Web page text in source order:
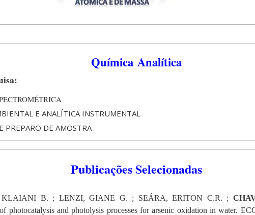
Química Analítica
E ANALÍTICA INSTRUMENTAL
PREPARO DE AMOSTRA
Publicações Selecionadas
KLAIANI B. ; LENZI, GIANE G. ; SEÁRA, ERITON C.R. ;
photocatalysis and photolysis processes for arsenic oxidation in water.